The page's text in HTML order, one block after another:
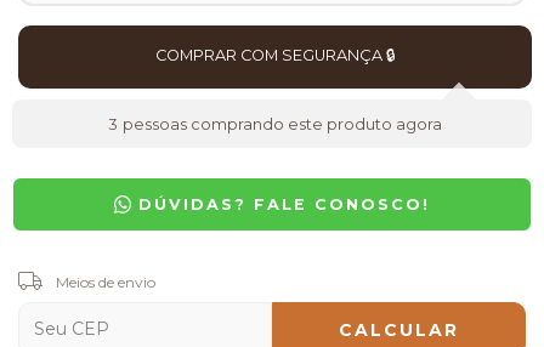
3 pessoas comprando este produto agora
DÚVIDAS? FALE CONOSCO!
Entregas para o CEP:
Meios de envio
CALCULAR